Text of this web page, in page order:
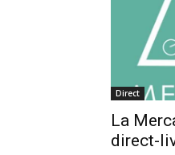
Direct
La
direct-